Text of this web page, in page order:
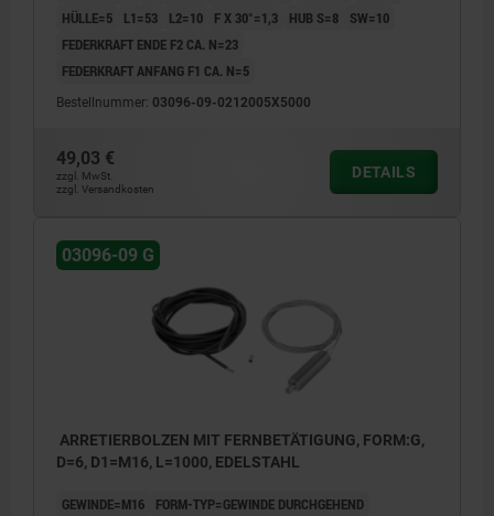
HÜLLE=5
L1=53 L2=10 F X 30°=1,3 HUB S=8
SW=10
FEDERKRAFT ENDE F2 CA. N=23
FEDERKRAFT ANFANG F1 CA. N=5
Bestellnummer: 03096-09-0212005X5000
49,03 €
zzgl. MwSt.
zzgl. Versandkosten
DETAILS
03096-09 G
ARRETIERBOLZEN MIT FERNBETÄTIGUNG, FORM:G,
D=6, D1=M16, L=1000, EDELSTAHL
GEWINDE=M16
FORM-TYP=GEWINDE DURCHGEHEND